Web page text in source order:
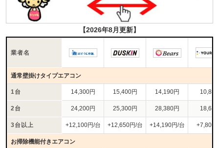
【2026年8月更新】
業者名
通常壁掛けタイプエアコン
1台 14,300円 15,400円 14,190円
2台 24,200円 25,300円 28,380円
3台以上 +12,100円/台 +12,650円/台 +14,190円/台 +7,800
お掃除機能付きエアコン